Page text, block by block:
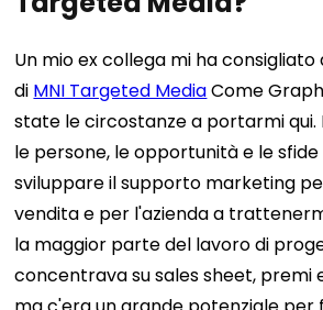
Un mio ex collega mi ha
di MNI Targeted MediaCome
state le circostanze a portarmi qui.
le persone, le opportunità e le
sviluppare il supporto marketing
vendita e per l'azienda a
la maggior parte del lavoro di
concentrava su sales sheet, premi